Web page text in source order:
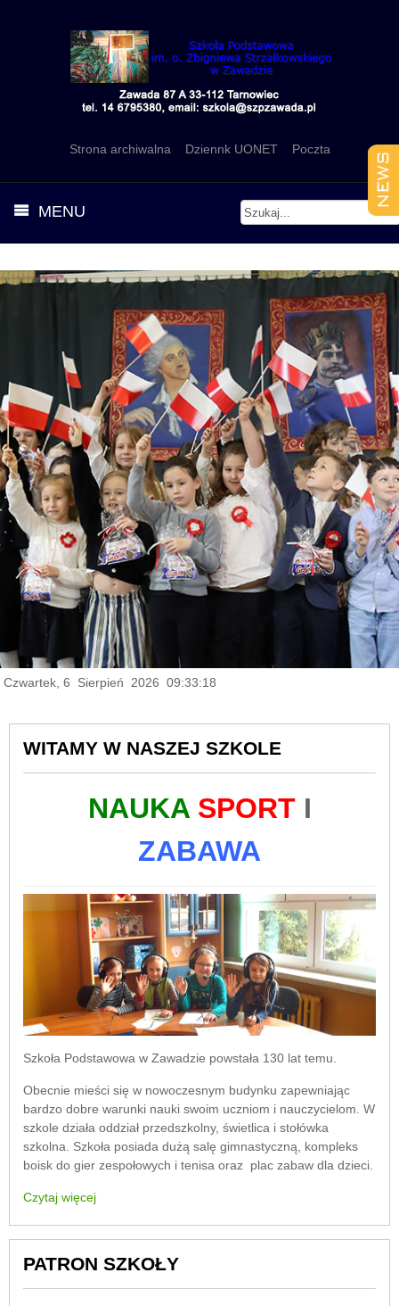
Strona archiwalna Dziennk UONET Poczta
MENU
Czwartek, 6 Sierpień 2026 09:33:19
WITAMY W NASZEJ SZKOLE
NAUKA SPORTI
ZABAWA
Szkoła Podstawowa w Zawadzie powstała 130 lat temu.
Obecnie mieści się w nowoczesnym budynku zapewniając
bardzo dobre warunki nauki swoim uczniom i nauczycielom. W
szkole działa oddział przedszkolny, świetlica i stołówka
szkolna. Szkoła posiada dużą salę gimnastyczną, kompleks
boisk do gier zespołowych i tenisa oraz plac zabaw dla dzieci.
Czytaj więcej
PATRON SZKOŁY